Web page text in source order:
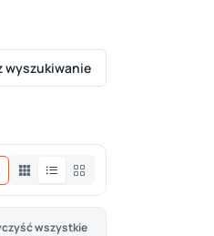
wyszukiwanie
wszystkie